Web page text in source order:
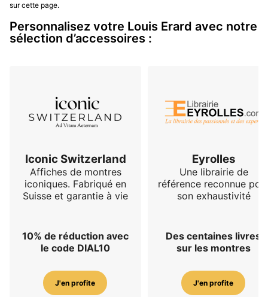
sur cette page.
Personnalisez votre Louis Erard avec notre
sélection d’accessoires :
Iconic Switzerland
Affiches de montres
iconiques. Fabriqué en
Suisse et garantie à vie
10% de réduction avec
le code DIAL10
J'en profite
Eyrolles
Une librairie de
référence reconnue
son exhaustivité
Des centaines livres
sur les montres
J'en profite